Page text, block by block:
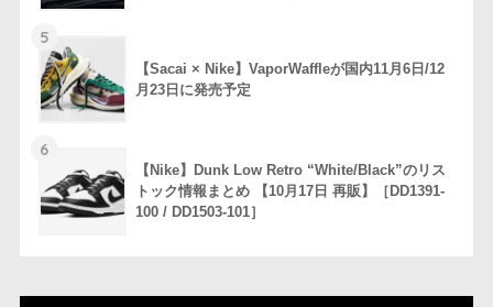
5
【Sacai × Nike】VaporWaffleが国内11月6日/12
月23日に発売予定
6
【Nike】Dunk Low Retro “White/Black”のリス
トック情報まとめ 【10月17日 再販】［DD1391-
100 / DD1503-101］